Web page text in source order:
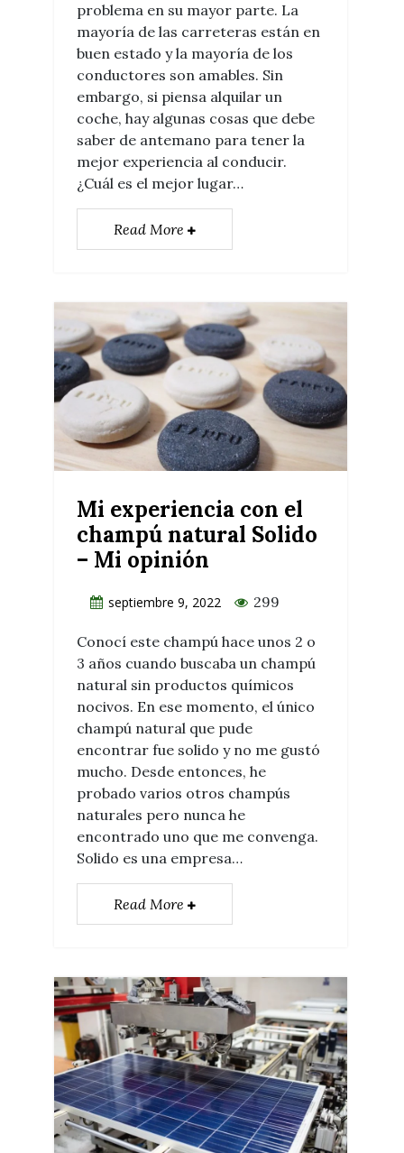
problema en su mayor parte. La
mayoría de las carreteras están en
buen estado y la mayoría de los
conductores son amables. Sin
embargo, si piensa alquilar un
coche, hay algunas cosas que debe
saber de antemano para tener la
mejor experiencia al conducir.
¿Cuál es el mejor lugar…
Read More
Mi experiencia con el
champú natural Solido
– Mi opinión
septiembre 9, 2022 299
Conocí este champú hace unos 2 o
3 años cuando buscaba un champú
natural sin productos químicos
nocivos. En ese momento, el único
champú natural que pude
encontrar fue solido y no me gustó
mucho. Desde entonces, he
probado varios otros champús
naturales pero nunca he
encontrado uno que me convenga.
Solido es una empresa…
Read More